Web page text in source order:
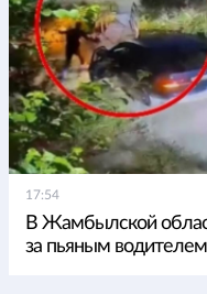
17:54
В Жамбылской
за пьяным водителем